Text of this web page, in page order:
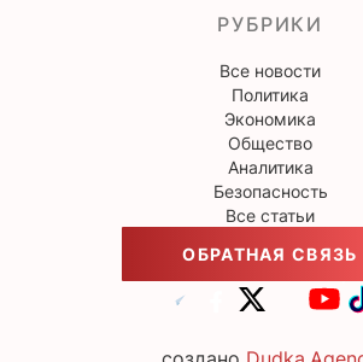
РУБРИКИ
Все новости
Политика
Экономика
Общество
Аналитика
Безопасность
Все статьи
ОБРАТНАЯ СВЯЗЬ